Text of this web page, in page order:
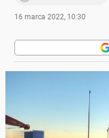
16 marca 2022, 10:30